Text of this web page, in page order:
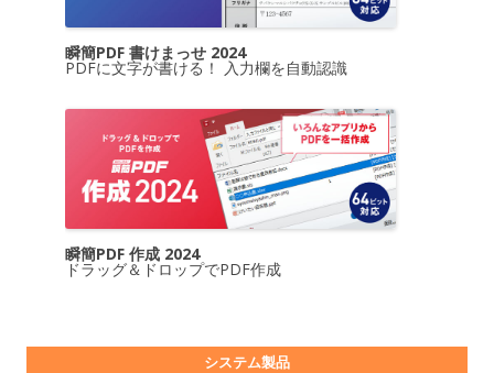
瞬簡PDF 書けまっせ 2024
PDFに文字が書ける！ 入力欄を自動認識
瞬簡PDF 作成 2024
ドラッグ＆ドロップでPDF作成
システム製品